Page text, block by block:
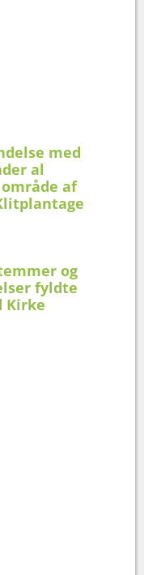
med
al
af
og
fyldte
Kirke